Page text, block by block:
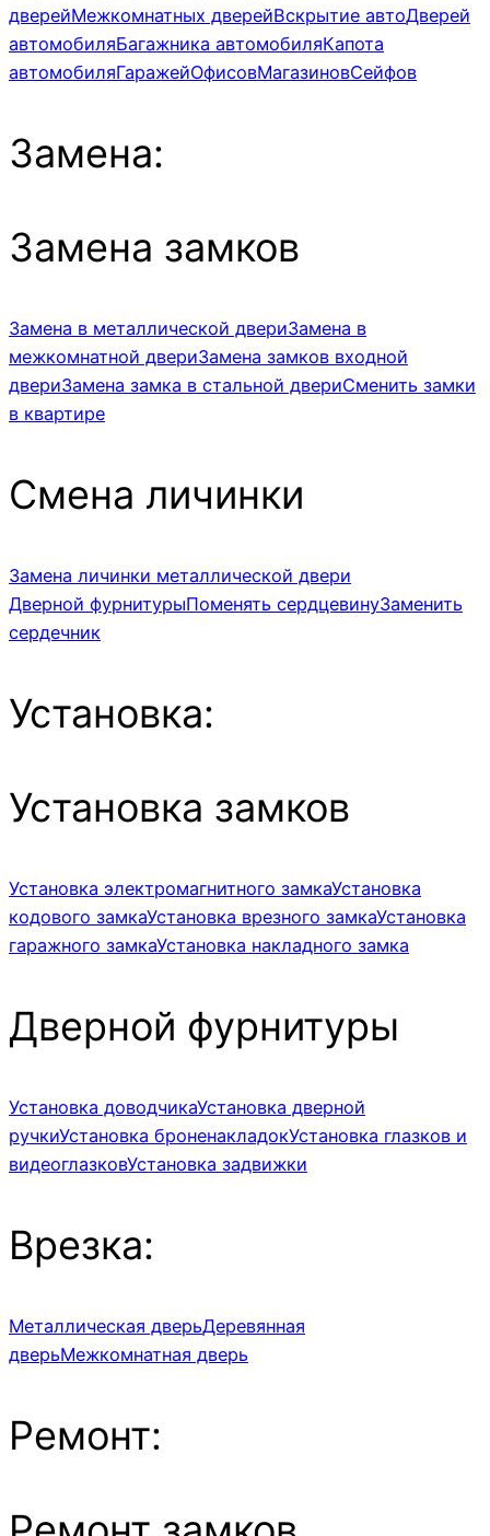
дверейМежкомнатных дверейВскрытие автоДверей
автомобиляБагажника автомобиляКапота
автомобиляГаражейОфисовМагазиновСейфов
Замена:
Замена замков
Замена в металлической двериЗамена в
межкомнатной двериЗамена замков входной
двериЗамена замка в стальной двериСменить замки
в квартире
Смена личинки
Замена личинки металлической двери
Дверной фурнитурыПоменять сердцевинуЗаменить
сердечник
Установка:
Установка замков
Установка электромагнитного замкаУстановка
кодового замкаУстановка врезного замкаУстановка
гаражного замкаУстановка накладного замка
Дверной фурнитуры
Установка доводчикаУстановка дверной
ручкиУстановка броненакладокУстановка глазков и
видеоглазковУстановка задвижки
Врезка:
Металлическая дверьДеревянная
дверьМежкомнатная дверь
Ремонт: